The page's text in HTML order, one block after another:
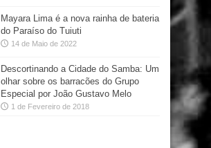
Mayara Lima é a nova rainha de bateria
do Paraíso do Tuiuti
14 de Maio de 2022
Descortinando a Cidade do Samba: Um
olhar sobre os barracões do Grupo
Especial por João Gustavo Melo
1 de Fevereiro de 2018